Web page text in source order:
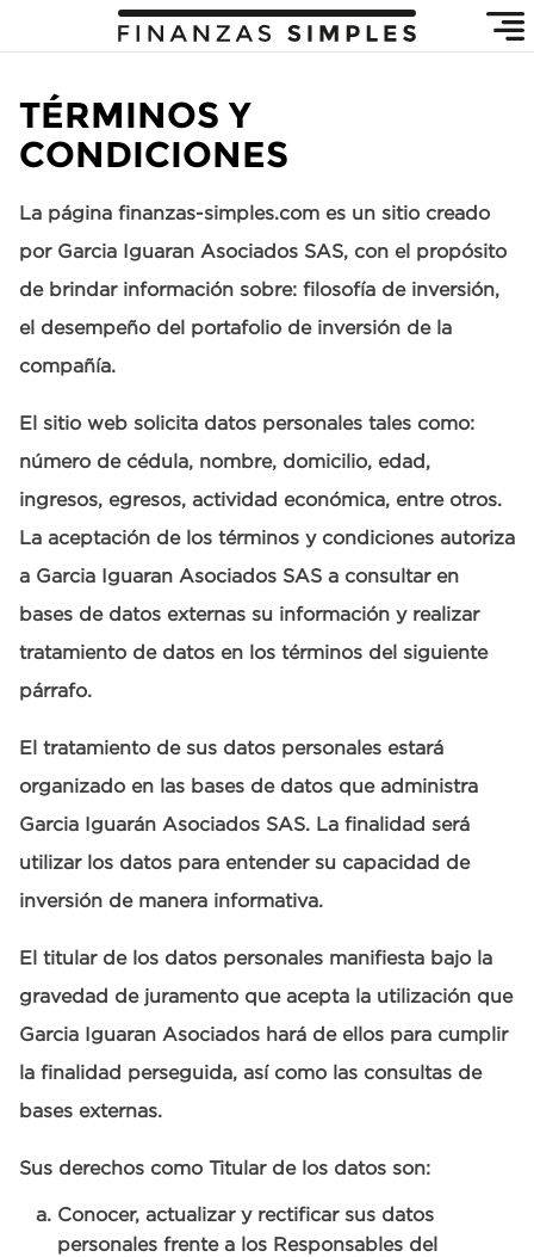
TÉRMINOS Y
CONDICIONES
La página finanzas-simples.com es un sitio creado
por Garcia Iguaran Asociados SAS, con el propósito
de brindar información sobre: filosofía de inversión,
el desempeño del portafolio de inversión de la
compañía.
El sitio web solicita datos personales tales como:
número de cédula, nombre, domicilio, edad,
ingresos, egresos, actividad económica, entre otros.
La aceptación de los términos y condiciones autoriza
a Garcia Iguaran Asociados SAS a consultar en
bases de datos externas su información y realizar
tratamiento de datos en los términos del siguiente
párrafo.
El tratamiento de sus datos personales estará
organizado en las bases de datos que administra
Garcia Iguarán Asociados SAS. La finalidad será
utilizar los datos para entender su capacidad de
inversión de manera informativa.
El titular de los datos personales manifiesta bajo la
gravedad de juramento que acepta la utilización que
Garcia Iguaran Asociados hará de ellos para cumplir
la finalidad perseguida, así como las consultas de
bases externas.
Sus derechos como Titular de los datos son:
Conocer, actualizar y rectificar sus datos
personales frente a los Responsables del